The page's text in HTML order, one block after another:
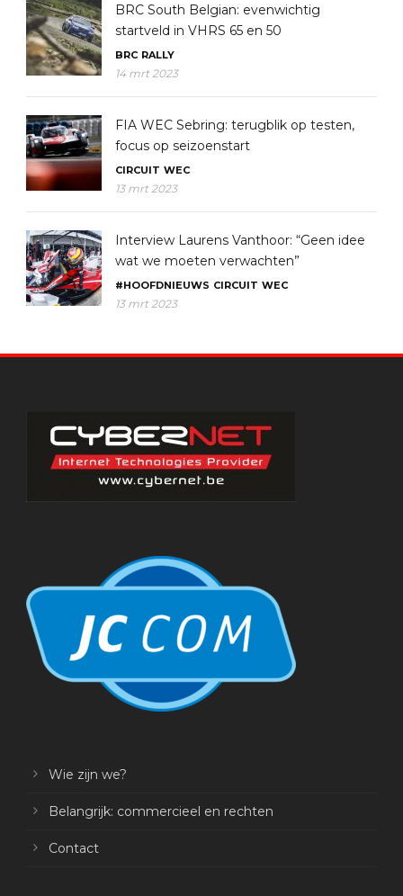
BRC South Belgian: evenwichtig
startveld in VHRS 65 en 50
BRC RALLY
14 mrt 2023
FIA WEC Sebring: terugblik op testen,
focus op seizoenstart
CIRCUIT WEC
13 mrt 2023
Interview Laurens Vanthoor: “Geen idee
wat we moeten verwachten”
#HOOFDNIEUWS CIRCUIT WEC
13 mrt 2023
Wie zijn we?
Belangrijk: commercieel en rechten
Contact